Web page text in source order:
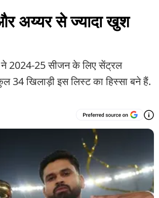
अय्यर से ज्यादा खुश
2024-25 सीजन के लिए सेंट्रल
34 खिलाड़ी इस लिस्ट का हिस्सा बने हैं.